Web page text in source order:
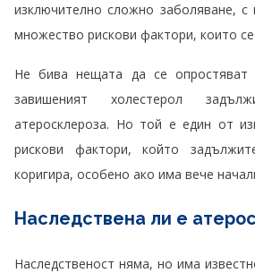
изключително сложно заболяване, с
множество рискови фактори, които
Не бива нещата да се
завишеният холестерол
атеросклероза. Но той е един от
рискови фактори, който
коригира, особено ако има вече
Наследствена ли е
Наследственост няма, но има